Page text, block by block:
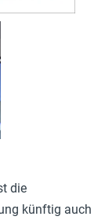
die
künftig auch